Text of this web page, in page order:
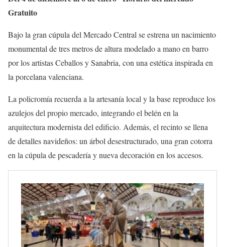
Gratuito
Bajo la gran cúpula del Mercado Central se estrena un nacimiento
monumental de tres metros de altura modelado a mano en barro
por los artistas Ceballos y Sanabria, con una estética inspirada en
la porcelana valenciana.
La policromía recuerda a la artesanía local y la base reproduce los
azulejos del propio mercado, integrando el belén en la
arquitectura modernista del edificio. Además, el recinto se llena
de detalles navideños: un árbol desestructurado, una gran cotorra
en la cúpula de pescadería y nueva decoración en los accesos.